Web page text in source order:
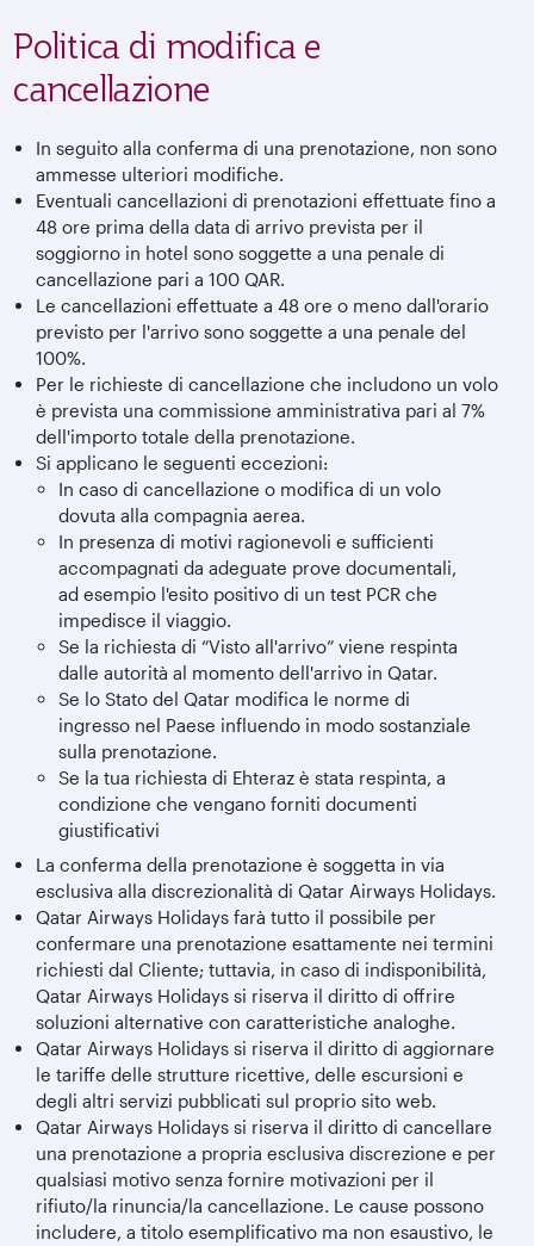
Politica di modifica e
cancellazione
In seguito alla conferma di una prenotazione, non sono
ammesse ulteriori modifiche.
Eventuali cancellazioni di prenotazioni effettuate fino a
48 ore prima della data di arrivo prevista per il
soggiorno in hotel sono soggette a una penale di
cancellazione pari a 100 QAR.
Le cancellazioni effettuate a 48 ore o meno dall'orario
previsto per l'arrivo sono soggette a una penale del
100%.
Per le richieste di cancellazione che includono un volo
è prevista una commissione amministrativa pari al 7%
dell'importo totale della prenotazione.
Si applicano le seguenti eccezioni:
In caso di cancellazione o modifica di un volo
dovuta alla compagnia aerea.
In presenza di motivi ragionevoli e sufficienti
accompagnati da adeguate prove documentali,
ad esempio l'esito positivo di un test PCR che
impedisce il viaggio.
Se la richiesta di “Visto all'arrivo” viene respinta
dalle autorità al momento dell'arrivo in Qatar.
Se lo Stato del Qatar modifica le norme di
ingresso nel Paese influendo in modo sostanziale
sulla prenotazione.
Se la tua richiesta di Ehteraz è stata respinta, a
condizione che vengano forniti documenti
giustificativi
La conferma della prenotazione è soggetta in via
esclusiva alla discrezionalità di Qatar Airways Holidays.
Qatar Airways Holidays farà tutto il possibile per
confermare una prenotazione esattamente nei termini
richiesti dal Cliente; tuttavia, in caso di indisponibilità,
Qatar Airways Holidays si riserva il diritto di offrire
soluzioni alternative con caratteristiche analoghe.
Qatar Airways Holidays si riserva il diritto di aggiornare
le tariffe delle strutture ricettive, delle escursioni e
degli altri servizi pubblicati sul proprio sito web.
Qatar Airways Holidays si riserva il diritto di cancellare
una prenotazione a propria esclusiva discrezione e per
qualsiasi motivo senza fornire motivazioni per il
rifiuto/la rinuncia/la cancellazione. Le cause possono
includere, a titolo esemplificativo ma non esaustivo, le